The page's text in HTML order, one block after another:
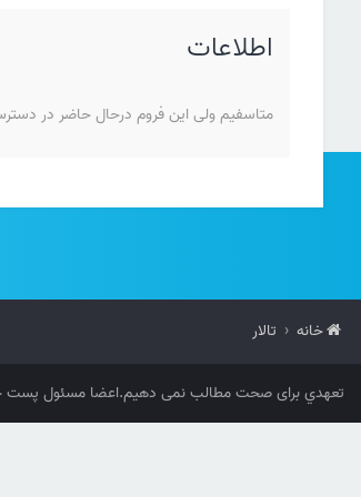
اطلاعات
متاسفیم ولی این فروم درحال حاضر در
خانه تالار
تعهدي برای صحت مطالب نمی دهیم.اعضا مسئول